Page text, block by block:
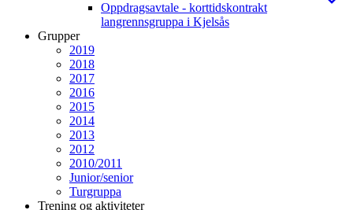
Oppdragsavtale - korttidskontrakt
langrennsgruppa i Kjelsås
Grupper
2019
2018
2017
2016
2015
2014
2013
2012
2010/2011
Junior/senior
Turgruppa
Trening og aktiviteter